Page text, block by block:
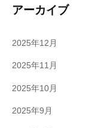
アーカイブ
2025年12月
2025年11月
2025年10月
2025年9月